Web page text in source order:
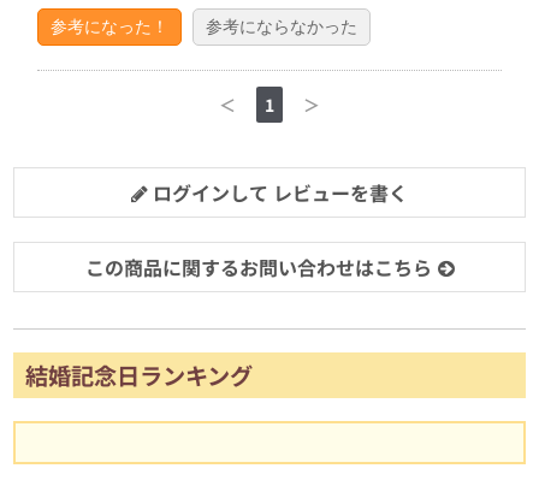
参考になった！ 参考にならなかった
＜ 1 ＞
ログインして レビューを書く
この商品に関するお問い合わせはこちら
結婚記念日ランキング